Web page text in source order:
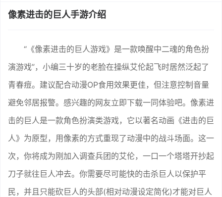
像素进击的巨人手游介绍
“《像素进击的巨人游戏》是一款唤醒中二魂的角色扮
演游戏”，小编三十岁的老脸在操纵艾伦起飞时居然泛起了
青春痘。建议配合动漫OP食用效果更佳，但注意控制音量
避免邻居报警。感兴趣的网友立即下载一同体验吧。像素进
击的巨人是一款角色扮演类游戏，它以著名动画《进击的巨
人》为原型，用像素的方式重现了动漫中的战斗场面。这一
次，你将成为刚加入调查兵团的艾伦，一口一个塔塔开抄起
刀子就往巨人冲去。你需要尽可能快的击杀巨人以保护平
民，并且只能砍巨人的头部(相对动漫设定简化)才能对巨人